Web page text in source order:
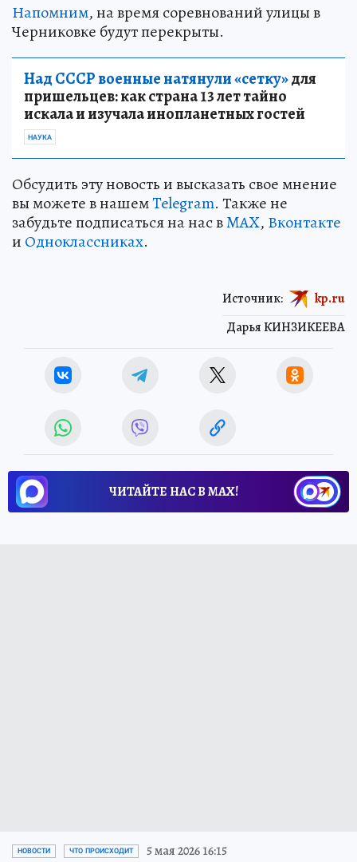
Напомним, на время соревнований улицы в
Черниковке будут перекрыты.
Над СССР военные натянули «сетку»для
пришельцев: как страна 13 лет тайно
искала и изучала инопланетных гостей
НАУКА
Обсудить эту новость и высказать свое мнение
вы можете в нашемTelegram. Также не
забудьте подписаться на нас вMAX, Вконтакте
и Одноклассниках.
Дарья КИНЗИКЕЕВА
Источник: kp.ru
ЧИТАЙТЕ НАС В МАХ!
НОВОСТИ ЧТО ПРОИСХОДИТ 5 мая 2026 16:15